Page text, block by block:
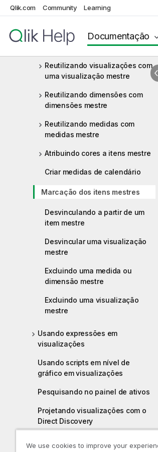
Qlik.com Community Learning
Documentação
Reutilização de ativos com itens
Reutilizando visualizações com
uma visualização mestre
Reutilizando dimensões com
dimensões mestre
Reutilizando medidas com
medidas mestre
Atribuindo cores a itens mestre
Criar medidas de calendário
Marcação dos itens mestres
Desvinculando a partir de um
item mestre
Desvincular uma visualização
mestre
Excluindo uma medida ou
dimensão mestre
Excluindo uma visualização
mestre
Usando expressões em
visualizações
Usando scripts em nível de
gráfico em visualizações
Pesquisando no painel de ativos
Projetando visualizações com o
Direct Discovery
Práticas recomendadas para
We use cookies to improve your